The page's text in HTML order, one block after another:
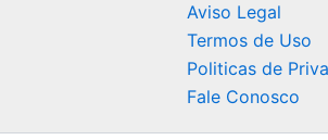
Aviso Legal
Termos de Uso
Politicas de
Fale Conosco